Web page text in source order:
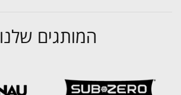
המותגים שלנו